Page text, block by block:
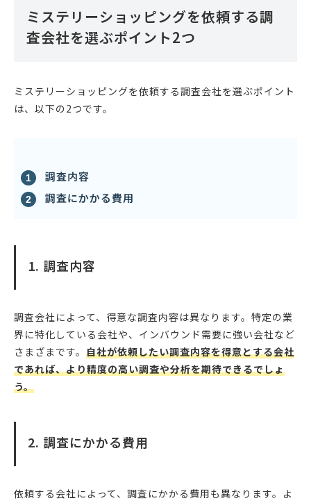
ミステリーショッピングを依頼する調
査会社を選ぶポイント2つ
ミステリーショッピングを依頼する調査会社を選ぶポイント
は、以下の2つです。
調査内容
調査にかかる費用
1. 調査内容
調査会社によって、得意な調査内容は異なります。特定の業
界に特化している会社や、インバウンド需要に強い会社など
さまざまです。 自社が依頼したい調査内容を得意とする会社
であれば、より精度の高い調査や分析を期待できるでしょ
う。
2. 調査にかかる費用
依頼する会社によって、調査にかかる費用も異なります。よ